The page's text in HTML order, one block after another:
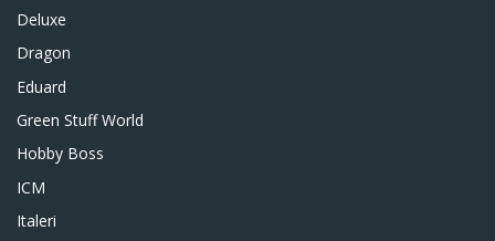
Deluxe
Dragon
Eduard
Green Stuff World
Hobby Boss
ICM
Italeri